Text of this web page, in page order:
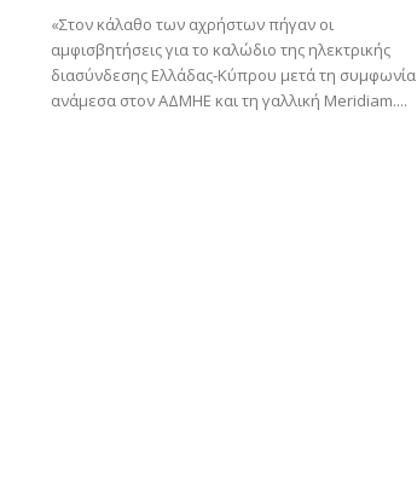
«Στον κάλαθο των αχρήστων πήγαν οι
αμφισβητήσεις για το καλώδιο της ηλεκτρικής
διασύνδεσης Ελλάδας-Κύπρου μετά τη συμφωνία
ανάμεσα στον ΑΔΜΗΕ και τη γαλλική Meridiam....